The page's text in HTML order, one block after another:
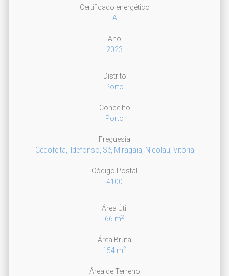
Certificado energético
A
Ano
2023
Distrito
Porto
Concelho
Porto
Freguesia
Cedofeita, Ildefonso, Sé, Miragaia, Nicolau, Vitória
Código Postal
4100
Área Útil
66 m2
Área Bruta
154 m2
Área de Terreno